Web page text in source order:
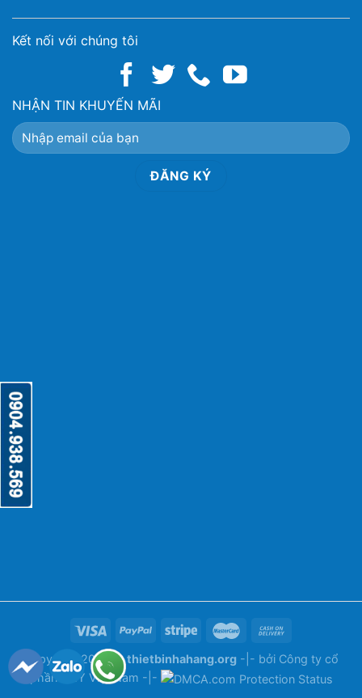
Kết nối với chúng tôi
NHẬN TIN KHUYẾN MÃI
Copyright 2026 ©thietbinhahang.org -|- bởi Công ty cổ
phần ANY Việt Nam -|-